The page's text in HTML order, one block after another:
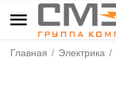
Главная / Электрика /